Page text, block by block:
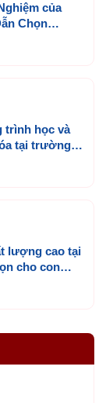
của
Chọn
trình học và
tại trường
lượng cao tại
cho con